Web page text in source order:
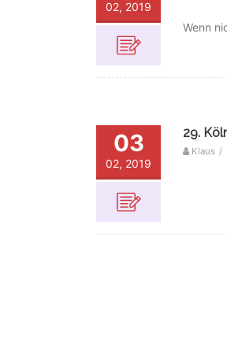
02, 2019
Wenn
03
02, 2019
29.
Klaus /